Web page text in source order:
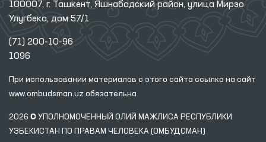
Адрес
100007, г. Ташкент, Яшнабадский район, улица Мирзо
Улугбека, дом 57/1
(71) 200-10-96
При использовании материалов с этого сайта ссылкана сайт
www.ombudsman.uz обязательна